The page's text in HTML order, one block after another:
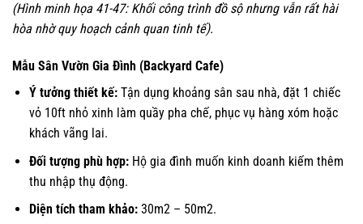
(Hình minh họa 41-47: Khối công trình đồ sộ nhưng vẫn rất hài
hòa nhờ quy hoạch cảnh quan tinh tế).
Mẫu Sân Vườn Gia Đình (Backyard Cafe)
Ý tưởng thiết kế:Tận dụng khoảng sân sau nhà, đặt 1 chiếc
vỏ 10ft nhỏ xinh làm quầy pha chế, phục vụ hàng xóm hoặc
khách vãng lai.
Đối tượng phù hợp:Hộ gia đình muốn kinh doanh kiếm thêm
thu nhập thụ động.
Diện tích tham khảo:30m2 – 50m2.